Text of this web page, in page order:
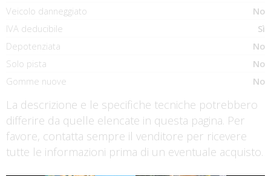
Veicolo danneggiato
No
IVA deducibile
Sì
Depotenziata
No
Solo pista
No
Gomme nuove
No
La descrizione e le specifiche tecniche potrebbero
differire da quelle elencate in questa pagina. Per
favore, contatta sempre il venditore per ricevere
tutte le informazioni prima di un eventuale acquisto.